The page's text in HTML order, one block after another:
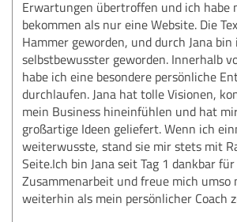
Erwartungen übertroffen und ich habe
bekommen als nur eine Website. Die
Hammer geworden, und durch Jana
selbstbewusster geworden. Innerhalb
habe ich eine besondere persönliche
durchlaufen. Jana hat tolle Visionen,
mein Business hineinfühlen und hat
großartige Ideen geliefert. Wenn ich
weiterwusste, stand sie mir stets mit
Seite.Ich bin Jana seit Tag 1 dankbar
Zusammenarbeit und freue mich umso
weiterhin als mein persönlicher Coach